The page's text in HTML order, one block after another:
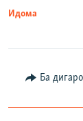
Идома
Ба